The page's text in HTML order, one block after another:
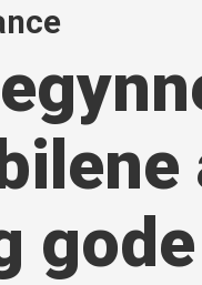
gode